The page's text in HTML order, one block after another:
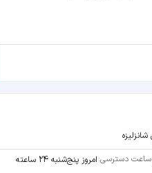
ساعت دسترسی:امروز پنج‌شنبه 24 ساعته